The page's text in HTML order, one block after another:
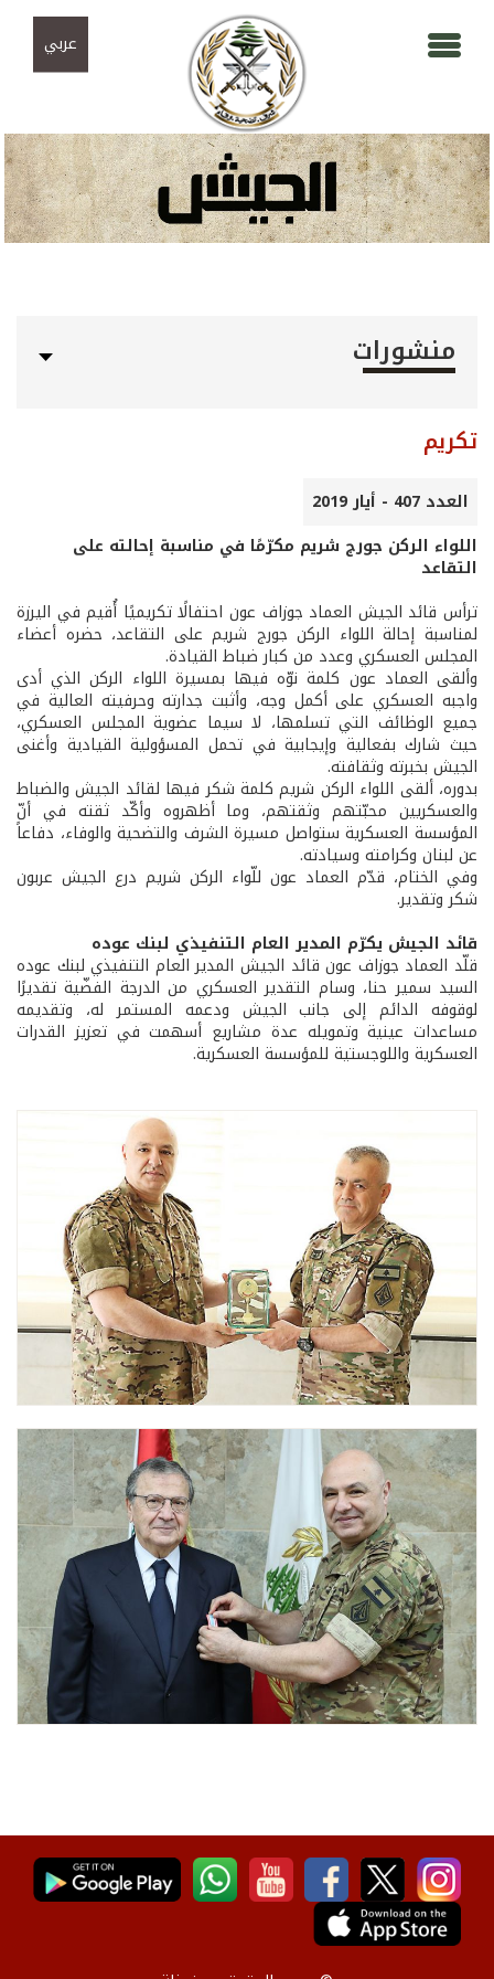
عربي
منشورات
تكريم
العدد 407 - أيار 2019
اللواء الركن جورج شريم مكرّمًا في مناسبة إحالته على
التقاعد
ترأس قائد الجيش العماد جوزاف عون احتفالًا تكريميًا أُقيم في اليرزة
لمناسبة إحالة اللواء الركن جورج شريم على التقاعد، حضره أعضاء
المجلس العسكري وعدد من كبار ضباط القيادة.
وألقى العماد عون كلمة نوّه فيها بمسيرة اللواء الركن الذي أدى
واجبه العسكري على أكمل وجه، وأثبت جدارته وحرفيته العالية في
جميع الوظائف التي تسلمها، لا سيما عضوية المجلس العسكري،
حيث شارك بفعالية وإيجابية في تحمل المسؤولية القيادية وأغنى
الجيش بخبرته وثقافته.
بدوره، ألقى اللواء الركن شريم كلمة شكر فيها لقائد الجيش والضباط
والعسكريين محبّتهم وثقتهم، وما أظهروه وأكّد ثقته في أنّ
المؤسسة العسكرية ستواصل مسيرة الشرف والتضحية والوفاء، دفاعاً
عن لبنان وكرامته وسيادته.
وفي الختام، قدّم العماد عون للّواء الركن شريم درع الجيش عربون
شكر وتقدير.
قائد الجيش يكرّم المدير العام التنفيذي لبنك عوده
قلّد العماد جوزاف عون قائد الجيش المدير العام التنفيذي لبنك عوده
السيد سمير حنا، وسام التقدير العسكري من الدرجة الفضّية تقديرًا
لوقوفه الدائم إلى جانب الجيش ودعمه المستمر له، وتقديمه
مساعدات عينية وتمويله عدة مشاريع أسهمت في تعزيز القدرات
العسكرية واللوجستية للمؤسسة العسكرية.